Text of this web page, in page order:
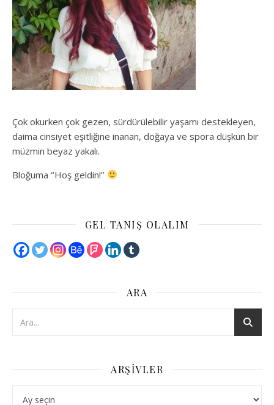
Çok okurken çok gezen, sürdürülebilir yaşamı destekleyen,
daima cinsiyet eşitliğine inanan, doğaya ve spora düşkün bir
müzmin beyaz yakalı.
Bloğuma ‘’Hoş geldin!’’
GEL TANIŞ OLALIM
ARA
ARŞIVLER